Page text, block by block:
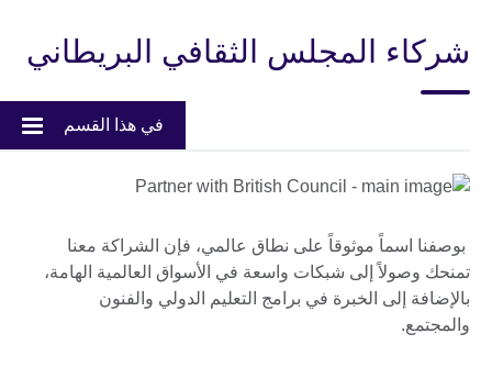
شركاء المجلس الثقافي البريطاني
في هذا القسم
بوصفنا اسماً موثوقاً على نطاق عالمي، فإن الشراكة معنا
تمنحك وصولاً إلى شبكات واسعة في الأسواق العالمية الهامة،
بالإضافة إلى الخبرة في برامج التعليم الدولي والفنون
والمجتمع.